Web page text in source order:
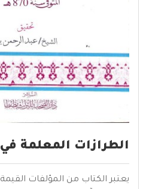
الطرازات المعلمة
يعتبر الكتاب من المؤلفات